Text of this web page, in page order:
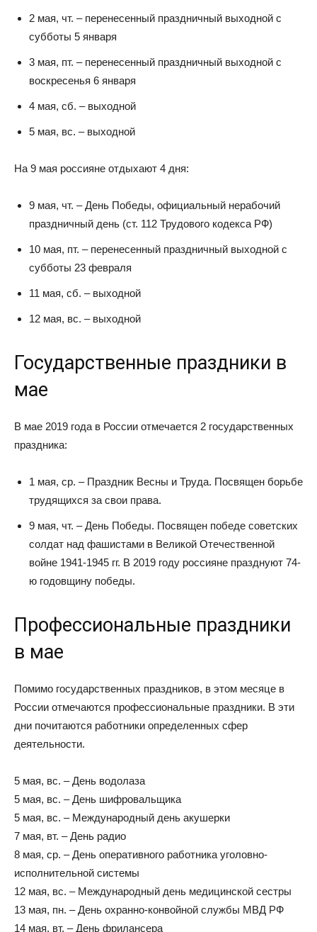
2 мая, чт. – перенесенный праздничный выходной с
субботы 5 января
3 мая, пт. – перенесенный праздничный выходной с
воскресенья 6 января
4 мая, сб. – выходной
5 мая, вс. – выходной
На 9 мая россияне отдыхают 4 дня:
9 мая, чт. – День Победы, официальный нерабочий
праздничный день (ст. 112 Трудового кодекса РФ)
10 мая, пт. – перенесенный праздничный выходной с
субботы 23 февраля
11 мая, сб. – выходной
12 мая, вс. – выходной
Государственные праздники в
мае
В мае 2019 года в России отмечается 2 государственных
праздника:
1 мая, ср. – Праздник Весны и Труда. Посвящен борьбе
трудящихся за свои права.
9 мая, чт. – День Победы. Посвящен победе советских
солдат над фашистами в Великой Отечественной
войне 1941-1945 гг. В 2019 году россияне празднуют 74-
ю годовщину победы.
Профессиональные праздники
в мае
Помимо государственных праздников, в этом месяце в
России отмечаются профессиональные праздники. В эти
дни почитаются работники определенных сфер
деятельности.
5 мая, вс. – День водолаза
5 мая, вс. – День шифровальщика
5 мая, вс. – Международный день акушерки
7 мая, вт. – День радио
8 мая, ср. – День оперативного работника уголовно-
исполнительной системы
12 мая, вс. – Международный день медицинской сестры
13 мая, пн. – День охранно-конвойной службы МВД РФ
14 мая, вт. – День фрилансера